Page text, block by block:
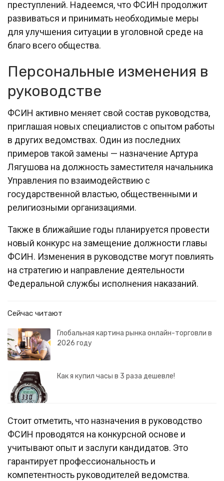
преступлений. Надеемся, что ФСИН продолжит
развиваться и принимать необходимые меры
для улучшения ситуации в уголовной среде на
благо всего общества.
Персональные изменения в
руководстве
ФСИН активно меняет свой состав руководства,
приглашая новых специалистов с опытом работы
в других ведомствах. Один из последних
примеров такой замены — назначение Артура
Лягушова на должность заместителя начальника
Управления по взаимодействию с
государственной властью, общественными и
религиозными организациями.
Также в ближайшие годы планируется провести
новый конкурс на замещение должности главы
ФСИН. Изменения в руководстве могут повлиять
на стратегию и направление деятельности
Федеральной службы исполнения наказаний.
Сейчас читают
Глобальная картина рынка онлайн-торговли в
2026 году
Как я купил часы в 3 раза дешевле!
Стоит отметить, что назначения в руководство
ФСИН проводятся на конкурсной основе и
учитывают опыт и заслуги кандидатов. Это
гарантирует профессиональность и
компетентность руководителей ведомства.